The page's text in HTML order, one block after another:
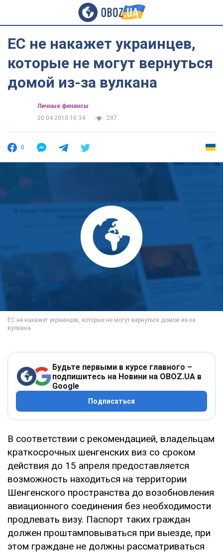
ЕС не накажет украинцев,
которые не могут вернуться
домой из-за вулкана
Личные финансы
20.04.2010 16:34
297
0
Будьте первыми в курсе главного –
подпишитесь на Новини на OBOZ.UA в
Google
Подписаться
В соответствии с рекомендацией, владельцам
краткосрочных шенгенских виз со сроком
действия до 15 апреля предоставляется
возможность находиться на территории
Шенгенского пространства до возобновления
авиационного соединения без необходимости
продлевать визу. Паспорт таких граждан
должен проштамповываться при выезде, при
этом граждане не должны рассматриваться